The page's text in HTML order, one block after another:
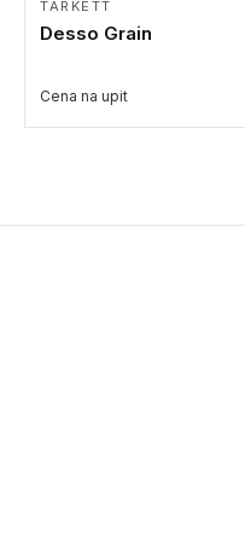
TARKETT
Desso Grain
Cena na upit